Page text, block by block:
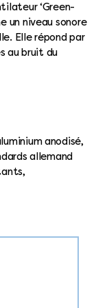
‘Green-
un niveau sonore
Elle répond par
au bruit du
anodisé,
allemand